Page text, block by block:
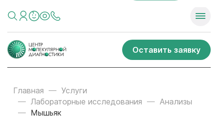
Оставить заявку
Главная
Услуги
Лабораторные исследования
Анализы
Мышьяк